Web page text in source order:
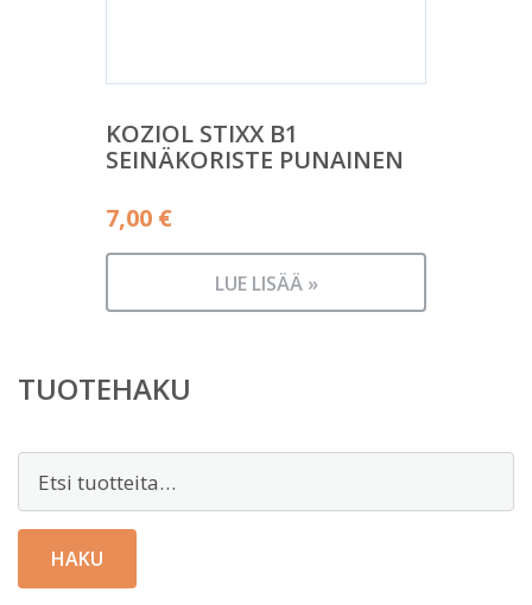
KOZIOL STIXX B1
SEINÄKORISTE PUNAINEN
7,00 €
LUE LISÄÄ »
TUOTEHAKU
HAKU